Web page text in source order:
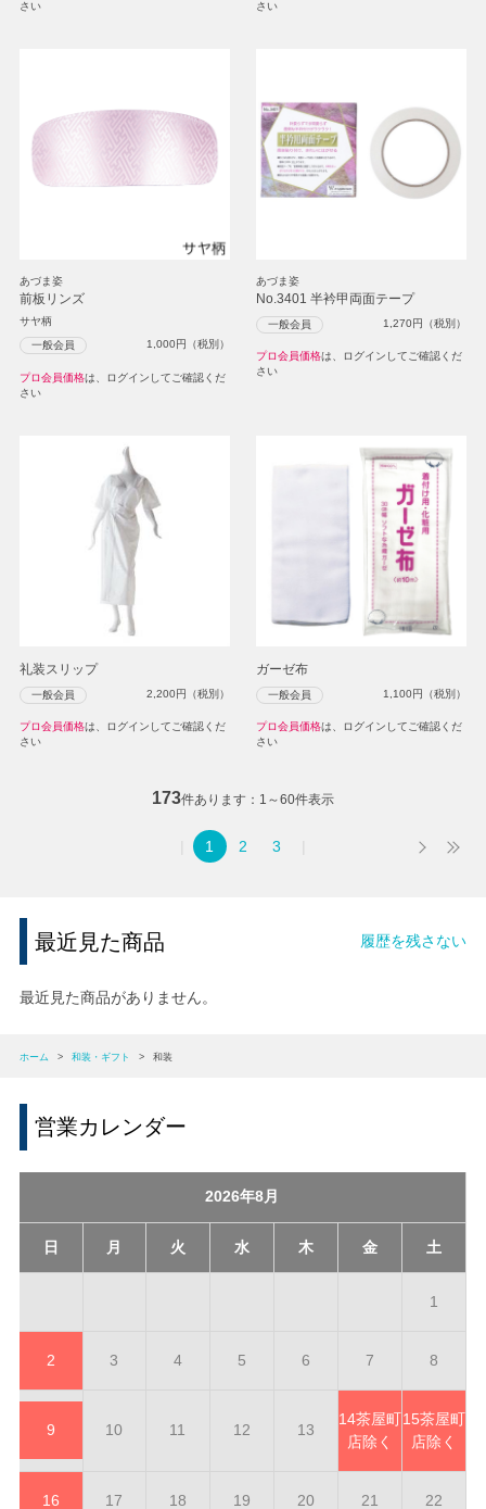
さい
さい
あづま姿
前板リンズ
サヤ柄
一般会員 1,000円（税別）
プロ会員価格は、ログインしてご確認くだ
さい
あづま姿
No.3401 半衿甲両面テープ
一般会員 1,270円（税別）
プロ会員価格は、ログインしてご確認くだ
さい
礼装スリップ
一般会員 2,200円（税別）
プロ会員価格は、ログインしてご確認くだ
さい
ガーゼ布
一般会員 1,100円（税別）
プロ会員価格は、ログインしてご確認くだ
さい
173件あります 1～60件表示
1 2 3
最近見た商品 履歴を残さない
最近見た商品がありません。
ホーム > 和装・ギフト > 和装
営業カレンダー
2026年8月
日 月 火 水 木 金 土
1
2 3 4 5 6 7 8
9 10 11 12 13
14茶屋町
店除く
15茶屋町
店除く
16 17 18 19 20 21 22